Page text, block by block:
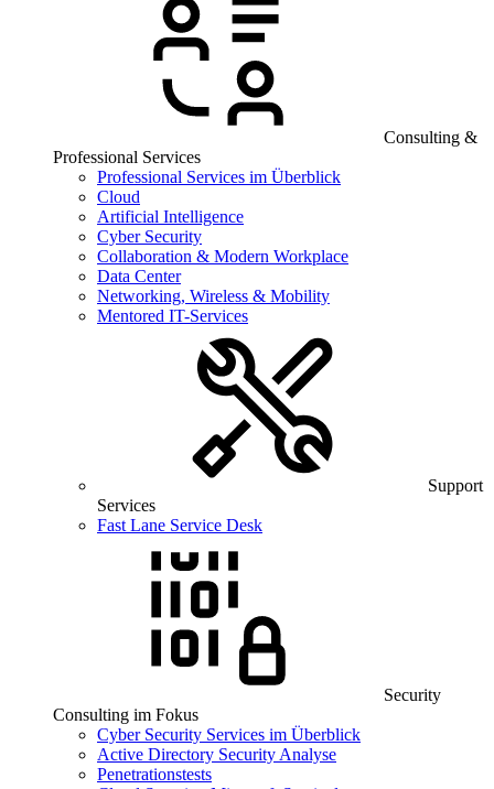
Consulting &
Professional Services
Professional Services im Überblick
Cloud
Artificial Intelligence
Cyber Security
Collaboration & Modern Workplace
Data Center
Networking, Wireless & Mobility
Mentored IT-Services
Support
Services
Fast Lane Service Desk
Security
Consulting im Fokus
Cyber Security Services im Überblick
Active Directory Security Analyse
Penetrationstests